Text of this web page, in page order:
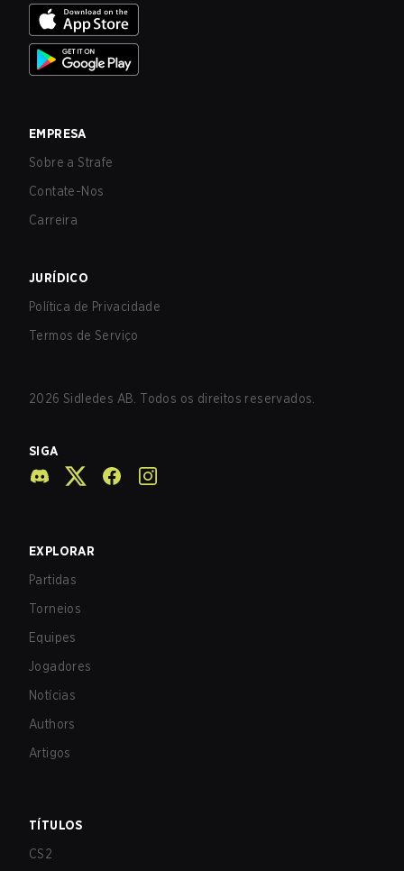
EMPRESA
Sobre a Strafe
Contate-Nos
Carreira
JURÍDICO
Política de Privacidade
Termos de Serviço
2026 Sidledes AB. Todos os direitos reservados.
SIGA
EXPLORAR
Partidas
Torneios
Equipes
Jogadores
Notícias
Authors
Artigos
TÍTULOS
CS2